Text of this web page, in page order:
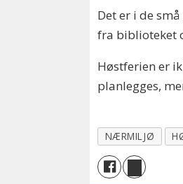
Det er i de
fra biblioteket
Høstferien er
planlegges,
NÆRMILJØ